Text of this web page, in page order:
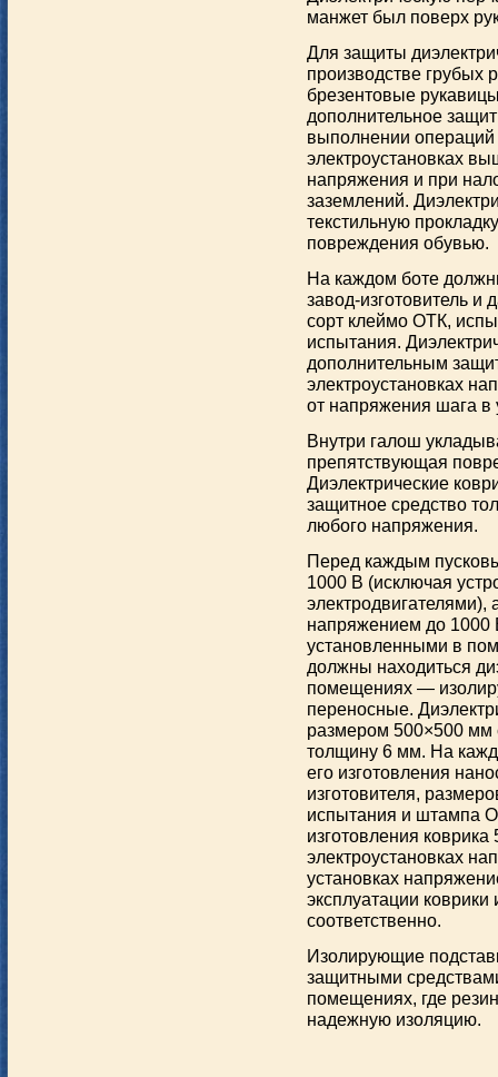
манжет был поверх
Для защиты
производстве грубых
брезентовые
дополнительное
выполнении
электроустановках
напряжения и при
заземлений.
текстильную
повреждения обувью.
На каждом боте
завод-изготовитель и
сорт клеймо ОТК,
испытания.
дополнительным
электроустановках
от напряжения шага в
Внутри галош
препятствующая
Диэлектрические
защитное средство
любого напряжения.
Перед каждым
1000 В (исключая
электродвигателями),
напряжением до 1000
установленными в
должны находиться
помещениях —
переносные.
размером 500×500 мм
толщину 6 мм. На
его изготовления
изготовителя,
испытания и штампа
изготовления
электроустановках
установках
эксплуатации
соответственно.
Изолирующие
защитными
помещениях, где
надежную изоляцию.